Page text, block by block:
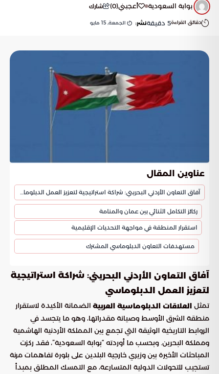
بوابة السعودية أعجبني(
0
) شارك
دقائق القراءة5 دقيقةنشر: الجمعة, 15 مايو
عناوين المقال
ركائز التكامل الثنائي بين عمان والمنامة
استقرار المنطقة في مواجهة التحديات الإقليمية
مستهدفات التعاون الدبلوماسي المشترك
آفاق التعاون الأردني البحريني: شراكة استراتيجية
لتعزيز العمل الدبلوماسي
تمثل العلاقات الدبلوماسية العربية الضمانة الأكيدة لاستقرار
منطقة الشرق الأوسط وصيانة مقدراتها، وهو ما يتجسد في
الروابط التاريخية الوثيقة التي تجمع بين المملكة الأردنية الهاشمية
ومملكة البحرين. وبحسب ما أوردته “بوابة السعودية”، فقد ركزت
المباحثات الأخيرة بين وزيري خارجية البلدين على بلورة تفاهمات مرنة
تستجيب للتحولات الدولية المتسارعة، مع التمسك المطلق بمبدأ